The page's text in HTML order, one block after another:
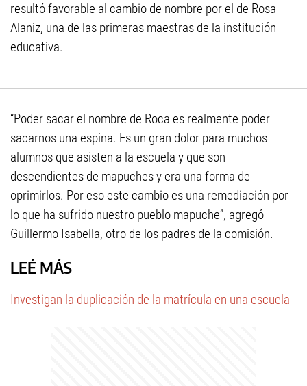
resultó favorable al cambio de nombre por el de Rosa
Alaniz, una de las primeras maestras de la institución
educativa.
“Poder sacar el nombre de Roca es realmente poder
sacarnos una espina. Es un gran dolor para muchos
alumnos que asisten a la escuela y que son
descendientes de mapuches y era una forma de
oprimirlos. Por eso este cambio es una remediación por
lo que ha sufrido nuestro pueblo mapuche”, agregó
Guillermo Isabella, otro de los padres de la comisión.
LEÉ MÁS
Investigan la duplicación de la matrícula en una escuela